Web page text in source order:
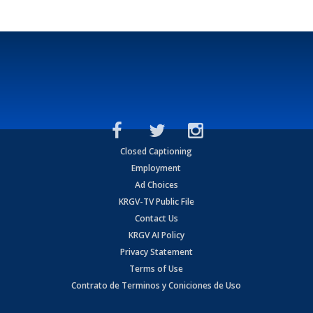
Closed Captioning
Employment
Ad Choices
KRGV-TV Public File
Contact Us
KRGV AI Policy
Privacy Statement
Terms of Use
Contrato de Terminos y Coniciones de Uso